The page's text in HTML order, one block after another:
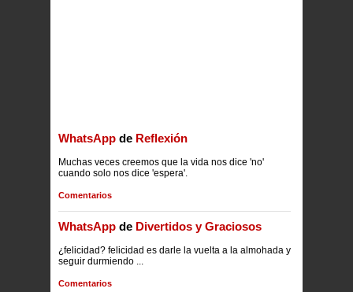
WhatsApp de Reflexión
Muchas veces creemos que la vida nos dice 'no'
cuando solo nos dice 'espera'.
Comentarios
WhatsApp de Divertidos y Graciosos
¿felicidad? felicidad es darle la vuelta a la almohada y
seguir durmiendo ...
Comentarios